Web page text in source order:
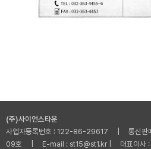
(주)사이언스타운
사업자등록번호 : 122-86-29617 | 통신판
09호 | E-mail : st15@st1.kr | 대표이사 :